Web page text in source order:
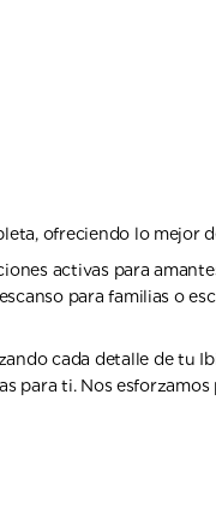
ofreciendo lo mejor
activas para
para familias o
cada detalle de tu
para ti. Nos